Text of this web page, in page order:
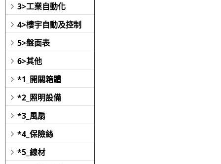
3>工業自動化
4>樓宇自動及控制
5>盤面表
6>其他
*1_開關箱體
*2_照明設備
*3_風扇
*4_保險絲
*5_線材